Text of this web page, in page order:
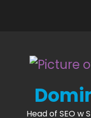
Head of SEO w